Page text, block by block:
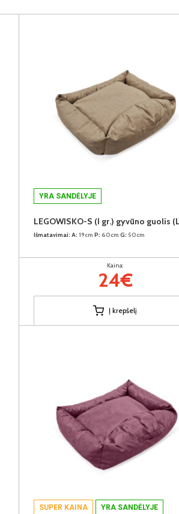
YRA SANDĖLYJE
Išmatavimai: A: 19cm P: 60cm G: 50cm
Kaina:
24€
Į krepšelį
SUPER KAINA YRA SANDĖLYJE